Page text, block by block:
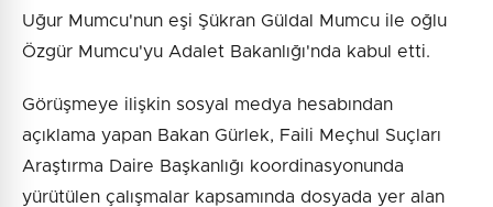
Uğur Mumcu'nun eşi Şükran Güldal Mumcu ile oğlu
Özgür Mumcu'yu Adalet Bakanlığı'nda kabul etti.
Görüşmeye ilişkin sosyal medya hesabından
açıklama yapan Bakan Gürlek, Faili Meçhul Suçları
Araştırma Daire Başkanlığı koordinasyonunda
yürütülen çalışmalar kapsamında dosyada yer alan